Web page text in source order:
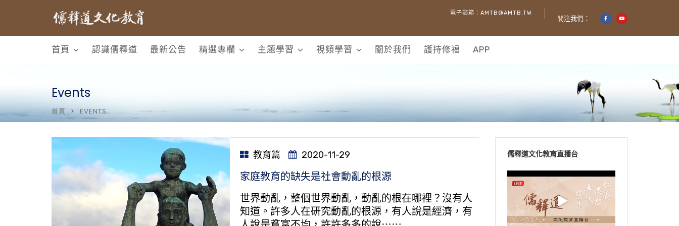
電子郵箱：AMTB@AMTB.TW
關注我們：
首頁 認識儒釋道 最新公告 精選專欄 主題學習 視頻學習 關於我們 護持修福 APP
Events
首頁 EVENTS
教育篇 2020-11-29
家庭教育的缺失是社會動亂的根源
世界動亂，整個世界動亂，動亂的根在哪裡？沒有人
知道。許多人在研究動亂的根源，有人說是經濟，有
儒釋道文化教育直播台